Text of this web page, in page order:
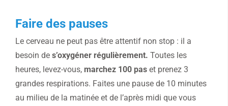
Faire des pauses
Le cerveau ne peut pas être attentif non stop : il a
besoin de s’oxygéner régulièrement. Toutes les
heures, levez-vous, marchez 100 pas et prenez 3
grandes respirations. Faites une pause de 10 minutes
au milieu de la matinée et de l’après midi que vous